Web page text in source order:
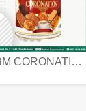
UBM CORONATION ASSORTED BISKUIT KALENG 450 GRAM